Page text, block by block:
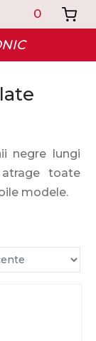
0
negre lungi
toate
modele.